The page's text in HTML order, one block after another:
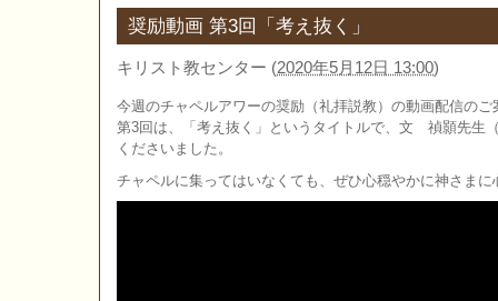
奨励動画 第3回「考え抜く」
キリスト教センター (2020年5月12日 13:00)
今週のチャペルアワーの奨励（礼拝説教）の動画配信のご
第3回は、「考え抜く」というタイトルで、文 禎顥先生
くださいました。
チャペルに集ってはいなくても、ぜひ心穏やかに神さま